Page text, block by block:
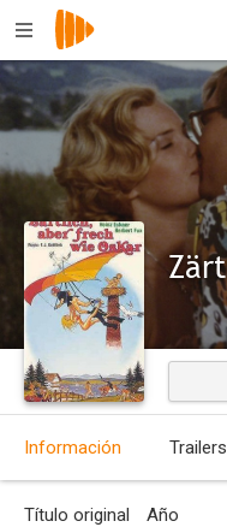
Información Trailers
Título original Año